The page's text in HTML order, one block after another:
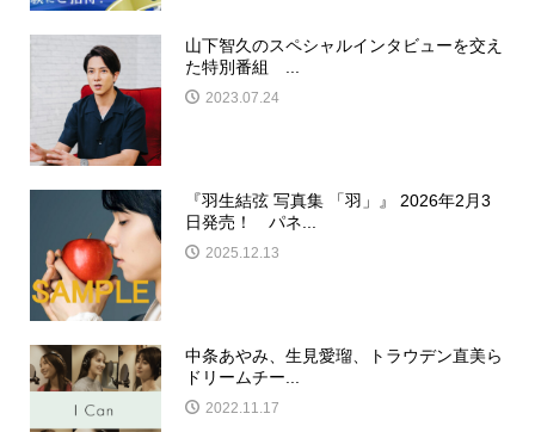
山下智久のスペシャルインタビューを交え
た特別番組 ...
2023.07.24
『羽生結弦 写真集 「羽」』 2026年2月3
日発売！ パネ...
2025.12.13
中条あやみ、生見愛瑠、トラウデン直美ら
ドリームチー...
2022.11.17